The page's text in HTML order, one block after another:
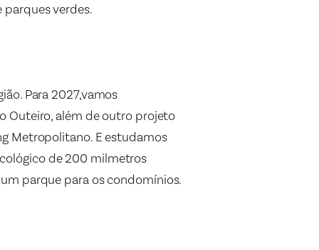
parques verdes.
Para 2027,vamos
Outeiro, além de outro projeto
Metropolitano. E estudamos
de 200 milmetros
parque para os condomínios.